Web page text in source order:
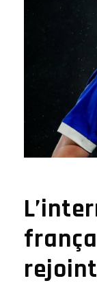
rejoint